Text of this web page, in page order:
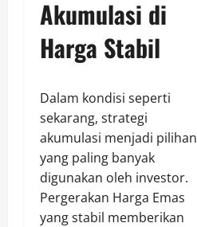
Akumulasi di
Harga Stabil
Dalam kondisi seperti
sekarang, strategi
akumulasi menjadi pilihan
yang paling banyak
digunakan oleh investor.
Pergerakan Harga Emas
yang stabil memberikan